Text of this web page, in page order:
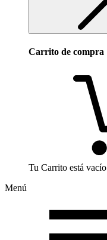
Carrito de compra
Tu Carrito está vacío
Menú